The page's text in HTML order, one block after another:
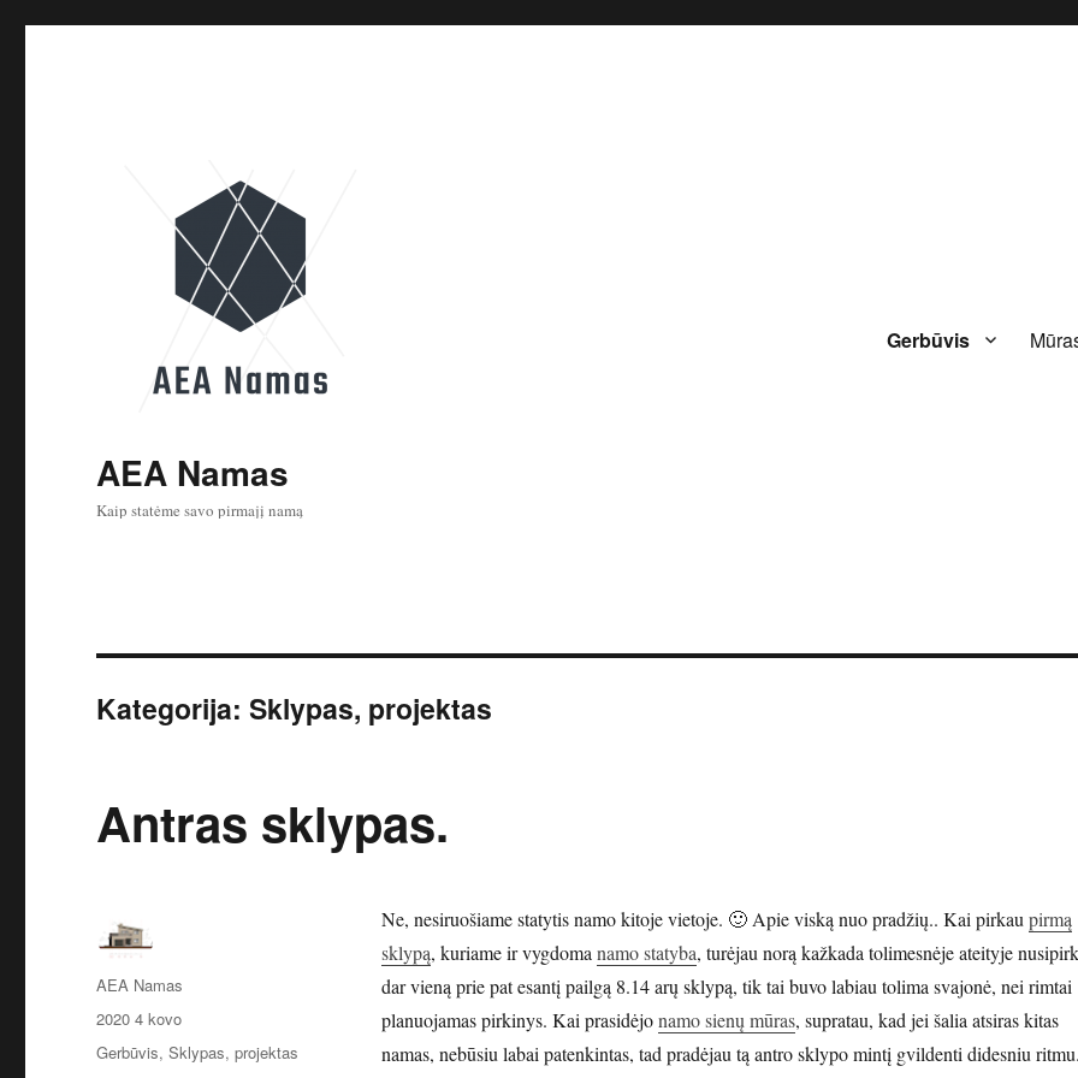
AEA Namas
Kaip statėme savo pirmajį namą
Gerbūvis
Kategorija:Sklypas, projektas
Antras sklypas.
Ne, nesiruošiame statytis namo kitoje vietoje. 🙂 Apie viską nuo pradžių.. Kai pirkau pirmą
sklypą, kuriame ir vygdoma namo statyba, turėjau norą kažkada tolimesnėje ateityje
dar vieną prie pat esantį pailgą 8.14 arų sklypą, tik tai buvo labiau tolima svajonė, nei rimtai
planuojamas pirkinys. Kai prasidėjonamo sienų mūras, supratau, kad jei šalia atsiras kitas
namas, nebūsiu labai patenkintas, tad pradėjau tą antro sklypo mintį gvildenti didesniu
Autorius
AEA Namas
Paskelbta
2020 4 kovo
Kategorijos
Gerbūvis,Sklypas, projektas